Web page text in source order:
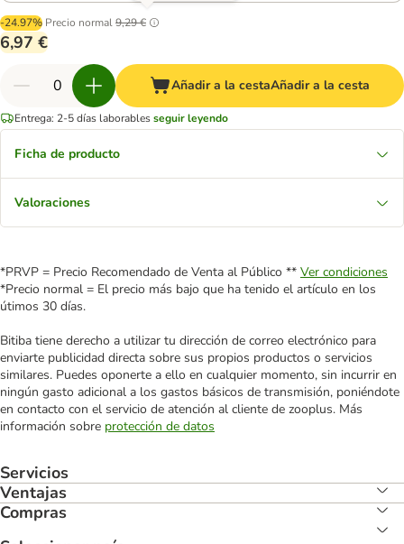
-24.97% Precio normal9,29 €
6,97 €
Añadir a la cestaAñadir a la cesta
Entrega: 2-5 días laborablesseguir leyendo
Ficha de producto
Valoraciones
*PRVP = Precio Recomendado de Venta al Público ** Ver condiciones
*Precio normal = El precio más bajo que ha tenido el artículo en los
útimos 30 días.
Bitiba tiene derecho a utilizar tu dirección de correo electrónico para
enviarte publicidad directa sobre sus propios productos o servicios
similares. Puedes oponerte a ello en cualquier momento, sin incurrir en
ningún gasto adicional a los gastos básicos de transmisión, poniéndote
en contacto con el servicio de atención al cliente de zooplus. Más
información sobre protección de datos
Servicios
Ventajas
Compras